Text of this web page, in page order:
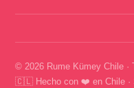
© 2026 Rume Kümey Chile ·
🇨🇱 Hecho con ❤️ en Chile ·